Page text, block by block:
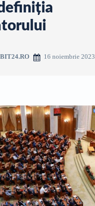
BIT24.RO 16 noiembrie 2023